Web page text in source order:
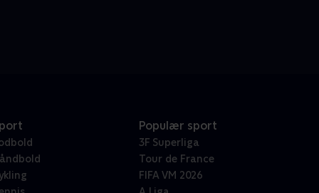
Populær sport
3F Superliga
Tour de France
FIFA VM 2026